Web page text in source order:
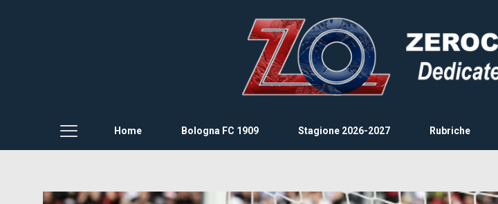
Home Bologna FC 1909 Stagione 2026-2027 Rubriche